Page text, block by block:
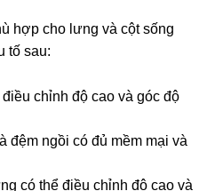
hợp cho lưng và cột sống
tố sau:
chỉnh độ cao và góc độ
đệm ngồi có đủ mềm mại và
có thể điều chỉnh độ cao và